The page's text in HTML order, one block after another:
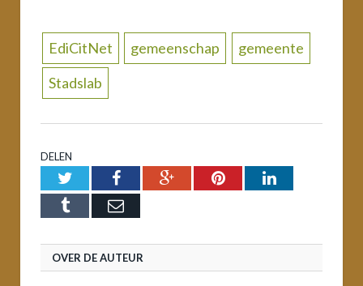
EdiCitNet gemeenschap
gemeente
Stadslab
DELEN
TwitterFacebookGoogle+PinterestLinkedIn
Tumblr Email
OVER DE AUTEUR